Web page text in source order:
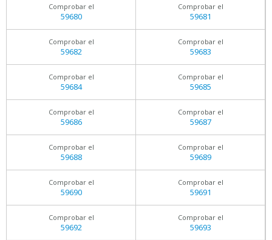
Comprobar el
59680
Comprobar el
59681
Comprobar el
59682
Comprobar el
59683
Comprobar el
59684
Comprobar el
59685
Comprobar el
59686
Comprobar el
59687
Comprobar el
59688
Comprobar el
59689
Comprobar el
59690
Comprobar el
59691
Comprobar el
59692
Comprobar el
59693